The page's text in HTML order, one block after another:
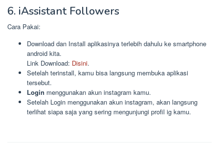
6. iAssistant Followers
Cara Pakai:
Download dan Install aplikasinya terlebih dahulu ke smartphone
android kita.
Link Download: Disini.
Setelah terinstall, kamu bisa langsung membuka aplikasi
tersebut.
Login menggunakan akun instagram kamu.
Setelah Login menggunakan akun instagram, akan langsung
terlihat siapa saja yang sering mengunjungi profil ig kamu.